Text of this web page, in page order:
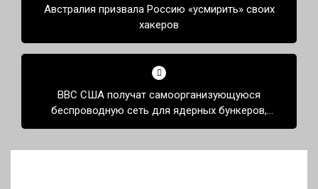
записям
Австралия призвала Россию «усмирить» своих
хакеров
ВВС США получат самоорганизующуюся
беспроводную сеть для ядерных бункеров,
охватывающую площадь 65 тыс. кв. км